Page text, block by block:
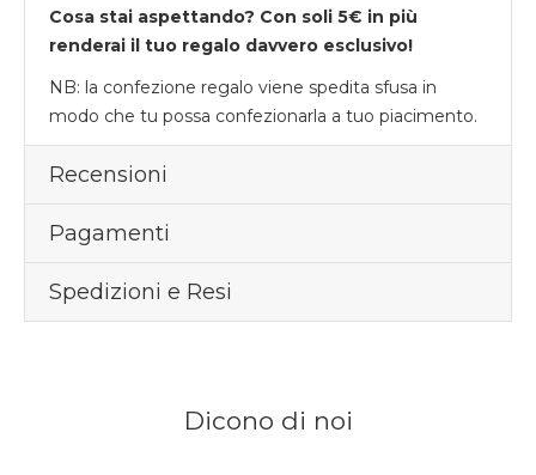
Cosa stai aspettando? Con soli 5€ in più
renderai il tuo regalo davvero esclusivo!
NB: la confezione regalo viene spedita sfusa in
modo che tu possa confezionarla a tuo piacimento.
Recensioni
Pagamenti
Spedizioni e Resi
Dicono di noi